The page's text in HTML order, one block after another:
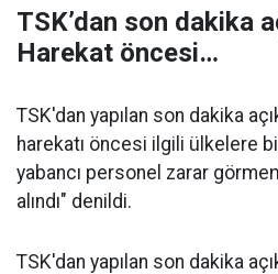
TSK’dan son dakika
Harekat öncesi…
TSK'dan yapılan son dakika
harekatı öncesi ilgili ülkelere
yabancı personel zarar
alındı" denildi.
TSK'dan yapılan son dakika